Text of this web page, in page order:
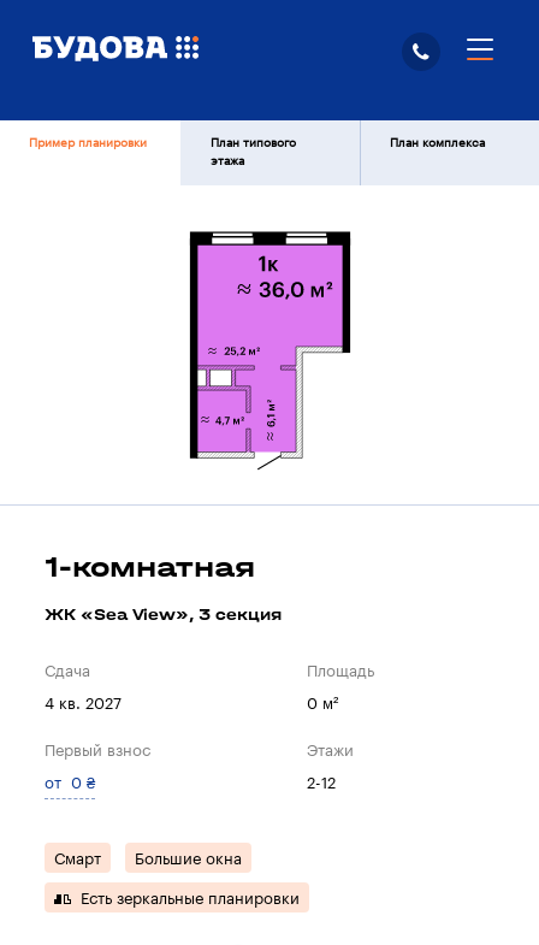
Пример планировки
План типового
этажа
План комплекса
1-комнатная
ЖК «Sea View», 3 секция
Сдача
4 кв. 2027
Площадь
0 м²
Первый взнос
от 0 ₴
Этажи
2-12
Смарт Большие окна
Есть зеркальные планировки